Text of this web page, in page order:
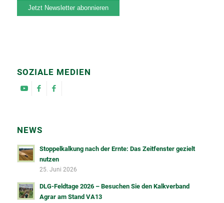
Jetzt Newsletter abonnieren
SOZIALE MEDIEN
NEWS
Stoppelkalkung nach der Ernte: Das Zeitfenster gezielt
nutzen
25. Juni 2026
DLG-Feldtage 2026 – Besuchen Sie den Kalkverband
Agrar am Stand VA13